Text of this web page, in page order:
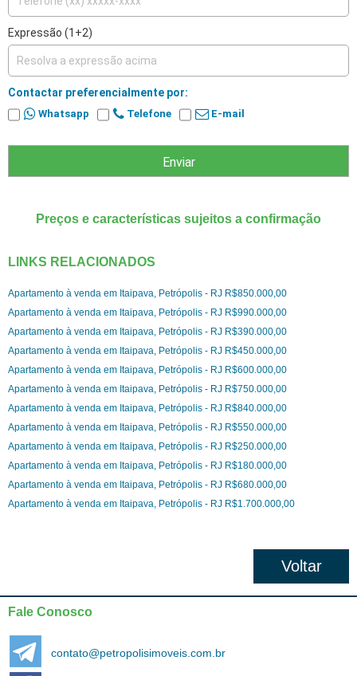
Preços e características sujeitos a confirmação
LINKS RELACIONADOS
Apartamento à venda em Itaipava, Petrópolis - RJ R$850.000,00
Apartamento à venda em Itaipava, Petrópolis - RJ R$990.000,00
Apartamento à venda em Itaipava, Petrópolis - RJ R$390.000,00
Apartamento à venda em Itaipava, Petrópolis - RJ R$450.000,00
Apartamento à venda em Itaipava, Petrópolis - RJ R$600.000,00
Apartamento à venda em Itaipava, Petrópolis - RJ R$750.000,00
Apartamento à venda em Itaipava, Petrópolis - RJ R$840.000,00
Apartamento à venda em Itaipava, Petrópolis - RJ R$550.000,00
Apartamento à venda em Itaipava, Petrópolis - RJ R$250.000,00
Apartamento à venda em Itaipava, Petrópolis - RJ R$180.000,00
Apartamento à venda em Itaipava, Petrópolis - RJ R$680.000,00
Apartamento à venda em Itaipava, Petrópolis - RJ R$1.700.000,00
Fale Conosco
contato@petropolisimoveis.com.br